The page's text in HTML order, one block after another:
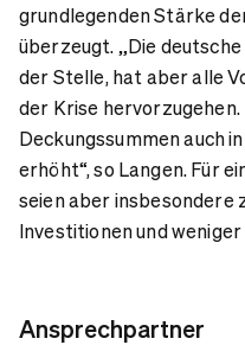
grundlegenden Stärke
überzeugt. „Die
der Stelle, hat aber alle
der Krise
Deckungssummen auch
erhöht“, so Langen. Für
seien aber
Investitionen und
Ansprechpartner